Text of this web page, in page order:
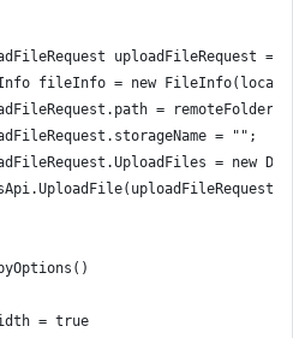
uploadFileRequest =
fileInfo = new
= remoteFolder
= "";
= new
= true